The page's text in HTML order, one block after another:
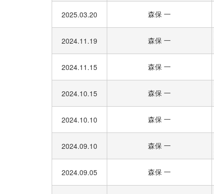
2025.03.20 森保 一
2024.11.19 森保 一
2024.11.15 森保 一
2024.10.15 森保 一
2024.10.10 森保 一
2024.09.10 森保 一
2024.09.05 森保 一